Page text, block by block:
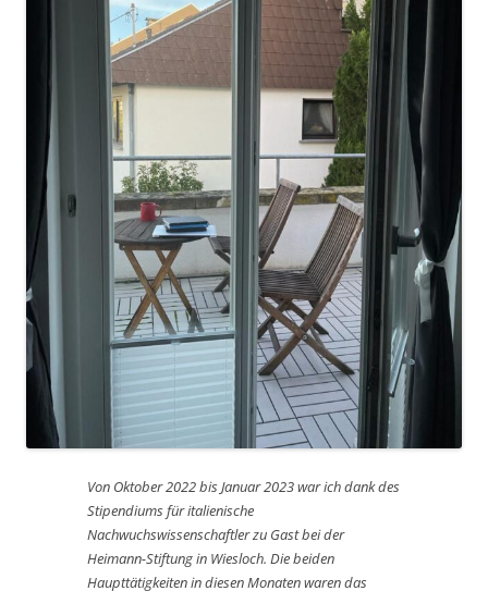
Von Oktober 2022 bis Januar 2023 war ich dank des
Stipendiums für italienische
Nachwuchswissenschaftler zu Gast bei der
Heimann-Stiftung in Wiesloch. Die beiden
Haupttätigkeiten in diesen Monaten waren das